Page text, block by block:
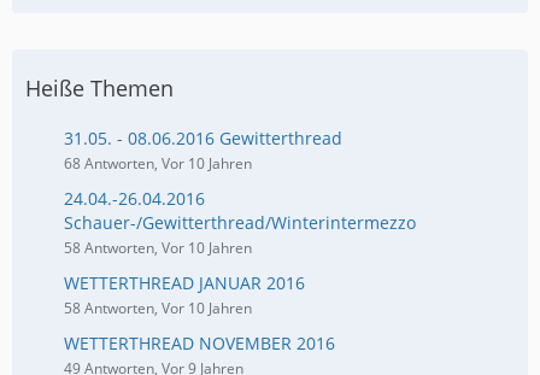
Heiße Themen
31.05. - 08.06.2016 Gewitterthread
68 Antworten, Vor 10 Jahren
24.04.-26.04.2016
Schauer-/Gewitterthread/Winterintermezzo
58 Antworten, Vor 10 Jahren
WETTERTHREAD JANUAR 2016
58 Antworten, Vor 10 Jahren
WETTERTHREAD NOVEMBER 2016
49 Antworten, Vor 9 Jahren